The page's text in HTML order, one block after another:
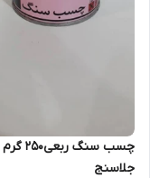
چسب سنگ ربعی250 گرم
جلاسنج